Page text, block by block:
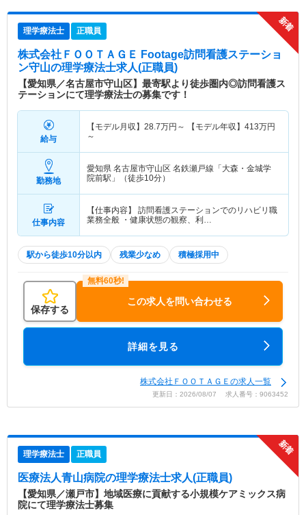
理学療法士 正職員
株式会社ＦＯＯＴＡＧＥ Footage訪問看護ステーショ
ン守山の理学療法士求人(正職員)
【愛知県／名古屋市守山区】最寄駅より徒歩圏内◎訪問看護ス
テーションにて理学療法士の募集です！
給与
【モデル月収】 28.7万円～ 【モデル年収】 413万円
～
勤務地
愛知県 名古屋市守山区 名鉄瀬戸線「大森・金城学
院前駅」（徒歩10分）
仕事内容
【仕事内容】 訪問看護ステーションでのリハビリ職
業務全般 ・健康状態の観察、利…
駅から徒歩10分以内 残業少なめ 積極採用中
保存する
この求人を問い合わせる
詳細を見る
株式会社ＦＯＯＴＡＧＥの求人一覧
更新日：2026/08/07 求人番号：9063452
理学療法士 正職員
医療法人青山病院の理学療法士求人(正職員)
【愛知県／瀬戸市】地域医療に貢献する小規模ケアミックス病
院にて理学療法士募集